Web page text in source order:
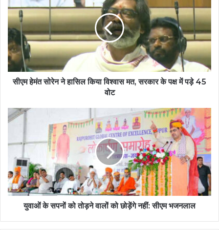
सीएम हेमंत सोरेन ने हासिल किया विश्वास मत, सरकार के पक्ष में पड़े 45
वोट
युवाओं के सपनों को तोड़ने वालों को छोड़ेंगे नहीं: सीएम भजनलाल